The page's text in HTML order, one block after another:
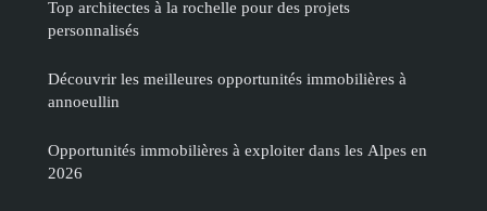
Top architectes à la rochelle pour des projets
personnalisés
Découvrir les meilleures opportunités immobilières à
annoeullin
Opportunités immobilières à exploiter dans les Alpes en
2026